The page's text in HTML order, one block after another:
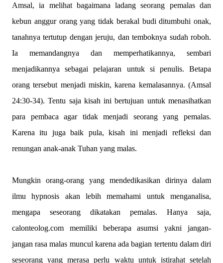
Amsal, ia melihat bagaimana ladang seorang pemalas dan
kebun anggur orang yang tidak berakal budi ditumbuhi onak,
tanahnya tertutup dengan jeruju, dan temboknya sudah roboh.
Ia memandangnya dan memperhatikannya, sembari
menjadikannya sebagai pelajaran untuk si penulis. Betapa
orang tersebut menjadi miskin, karena kemalasannya. (Amsal
24:30-34). Tentu saja kisah ini bertujuan untuk menasihatkan
para pembaca agar tidak menjadi seorang yang pemalas.
Karena itu juga baik pula, kisah ini menjadi refleksi dan
renungan anak-anak Tuhan yang malas.
Mungkin orang-orang yang mendedikasikan dirinya dalam
ilmu hypnosis akan lebih memahami untuk menganalisa,
mengapa seseorang dikatakan pemalas. Hanya saja,
calonteolog.com memiliki beberapa asumsi yakni jangan-
jangan rasa malas muncul karena ada bagian tertentu dalam diri
seseorang yang merasa perlu waktu untuk istirahat setelah